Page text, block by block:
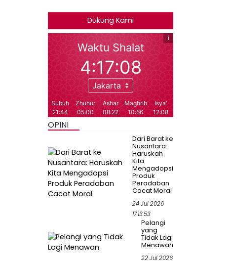
Dukung Kami
OPINI
Dari Barat ke
Nusantara:
Haruskah
Kita
Mengadopsi
Produk
Peradaban
Cacat Moral
24 Jul 2026
17:13:53
Pelangi
yang
Tidak Lagi
Menawan
22 Jul 2026